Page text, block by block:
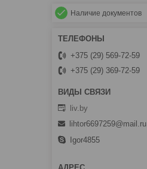
Наличие документов
+375 (29) 569-72-59
+375 (29) 369-72-59
liv.by
lihtor6697259@mail.ru
Igor4855